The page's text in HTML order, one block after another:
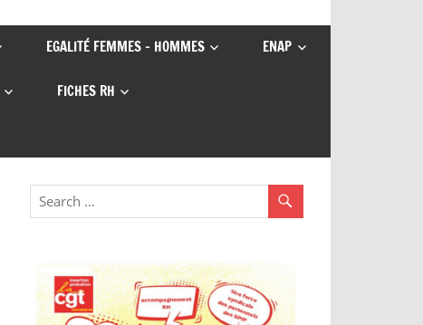
EGALITÉ FEMMES – HOMMES ENAP
FICHES RH